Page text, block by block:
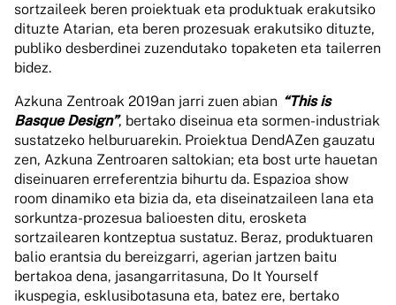
sortzaileek beren proiektuak eta produktuak erakutsiko
dituzte Atarian, eta beren prozesuak erakutsiko dituzte,
publiko desberdinei zuzendutako topaketen eta tailerren
bidez.
Azkuna Zentroak 2019an jarri zuen abian “This is
Basque Design”, bertako diseinua eta sormen-industriak
sustatzeko helburuarekin. Proiektua DendAZen gauzatu
zen, Azkuna Zentroaren saltokian; eta bost urte hauetan
diseinuaren erreferentzia bihurtu da. Espazioa show
room dinamiko eta bizia da, eta diseinatzaileen lana eta
sorkuntza-prozesua balioesten ditu, erosketa
sortzailearen kontzeptua sustatuz. Beraz, produktuaren
balio erantsia du bereizgarri, agerian jartzen baitu
bertakoa dena, jasangarritasuna, Do It Yourself
ikuspegia, esklusibotasuna eta, batez ere, bertako